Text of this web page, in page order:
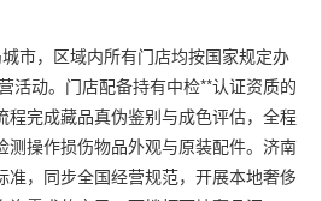
，区域内所有门店均按国家规定办
活动。门店配备持有中检**认证资质的
程完成藏品真伪鉴别与成色评估，全程
测操作损伤物品外观与原装配件。济南
准，同步全国经营规范，开展本地奢侈